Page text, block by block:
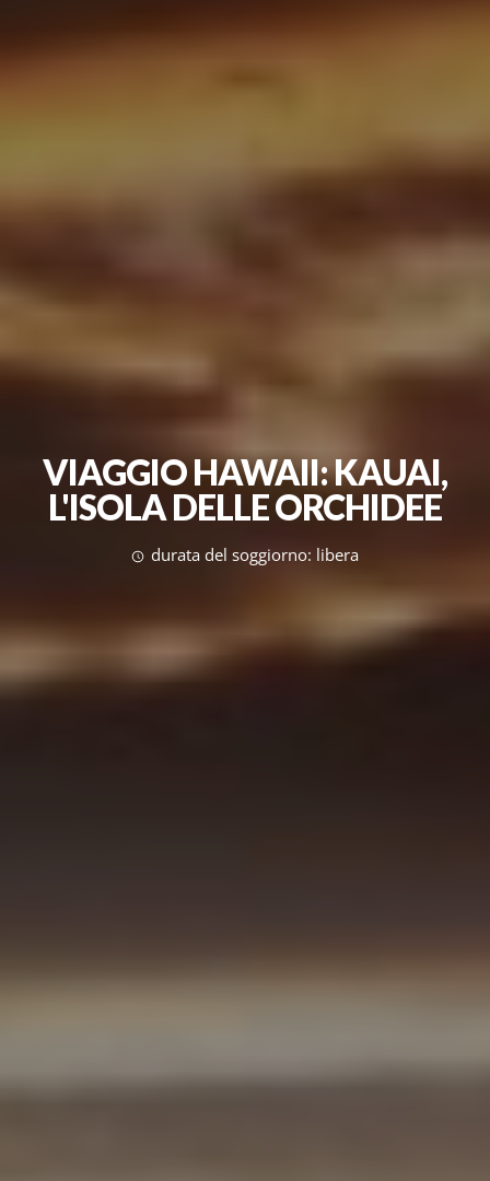
VIAGGIO HAWAII: KAUAI,
L'ISOLA DELLE ORCHIDEE
durata del soggiorno: libera